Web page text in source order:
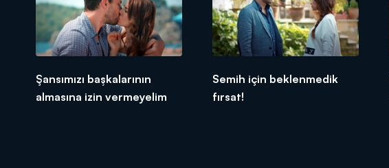
Şansımızı başkalarının
almasına izin vermeyelim
Semih için beklenmedik
fırsat!